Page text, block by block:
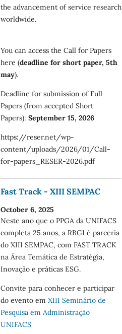
the advancement of service research
worldwide.
You can access the Call for Papers
here (deadline for short paper, 5th
may).
Deadline for submission of Full
Papers (from accepted Short
Papers): September 15, 2026
https://reser.net/wp-
content/uploads/2026/01/Call-
for-papers_RESER-2026.pdf
Fast Track - XIII SEMPAC
October 6, 2025
Neste ano que o PPGA da UNIFACS
completa 25 anos, a RBGI é parceria
do XIII SEMPAC, com FAST TRACK
na Área Temática de Estratégia,
Inovação e práticas ESG.
Convite para conhecer e participar
do evento em XIII Seminário de
Pesquisa em Administração
UNIFACS